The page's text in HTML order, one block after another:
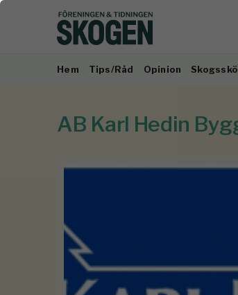
Hem Tips/Råd Opinion
AB Karl Hedin